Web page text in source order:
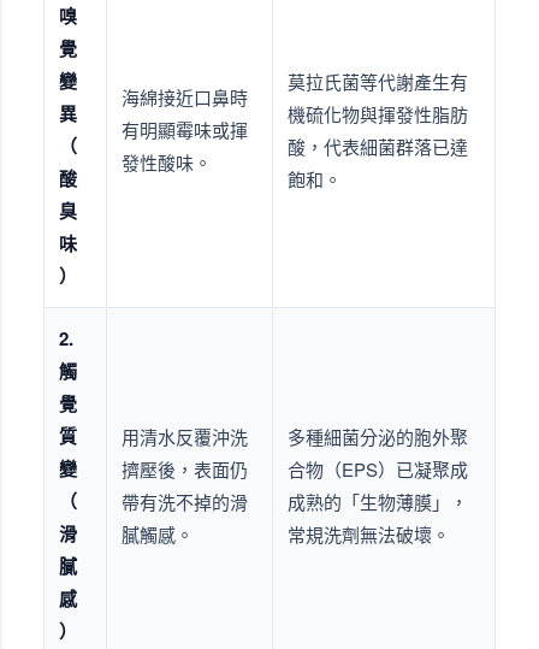
嗅
覺
變
異
（
酸
臭
味
）
海綿接近口鼻時
有明顯霉味或揮
發性酸味。
莫拉氏菌等代謝產生有
機硫化物與揮發性脂肪
酸，代表細菌群落已達
飽和。
2.
觸
覺
質
變
（
滑
膩
感
）
用清水反覆沖洗
擠壓後，表面仍
帶有洗不掉的滑
膩觸感。
多種細菌分泌的胞外聚
合物（EPS）已凝聚成
成熟的「生物薄膜」，
常規洗劑無法破壞。